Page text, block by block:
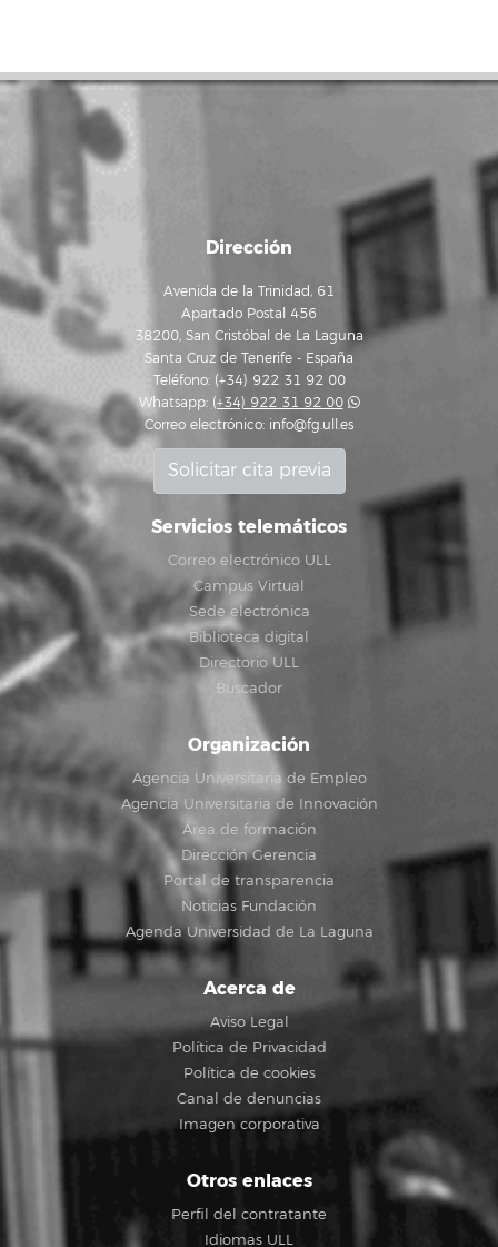
Dirección
Avenida de la Trinidad, 61
Apartado Postal 456
38200, San Cristóbal de La Laguna
Santa Cruz de Tenerife - España
Teléfono: (+34) 922 31 92 00
Whatsapp: (+34) 922 31 92 00
Correo electrónico: info@fg.ull.es
Solicitar cita previa
Servicios telemáticos
Correo electrónico ULL
Campus Virtual
Sede electrónica
Biblioteca digital
Directorio ULL
Buscador
Organización
Agencia Universitaria de Empleo
Agencia Universitaria de Innovación
Área de formación
Dirección Gerencia
Portal de transparencia
Noticias Fundación
Agenda Universidad de La Laguna
Acerca de
Aviso Legal
Política de Privacidad
Política de cookies
Canal de denuncias
Imagen corporativa
Otros enlaces
Perfil del contratante
Idiomas ULL